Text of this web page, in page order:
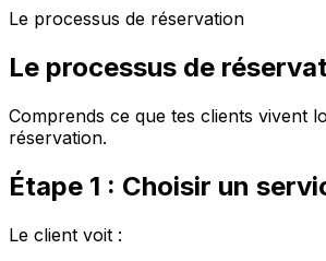
Le processus de réservation
Le processus de
Comprends ce que tes clients vivent
réservation.
Étape 1 : Choisir un
Le client voit :